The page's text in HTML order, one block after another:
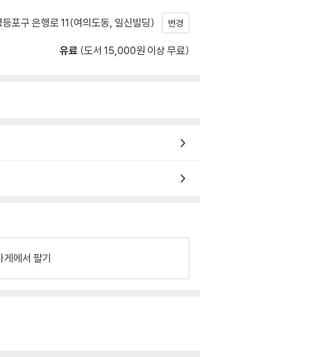
포구 은행로 11(여의도동, 일신빌딩) 변경
유료 (도서 15,000원 이상 무료)
게에서 팔기